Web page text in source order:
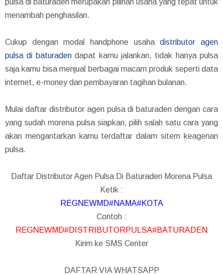
menambah penghasilan.
Cukup dengan modal handphone usahadistributor agen
pulsa di baturadendapat kamu jalankan, tidak hanya pulsa
saja kamu bisa menjual berbagai macam produk seperti data
internet, e-money dan pembayaran tagihan bulanan.
Mulai daftar distributor agen pulsa di baturaden dengan cara
yang sudah morena pulsa siapkan, pilih salah satu cara yang
akan mengantarkan kamu terdaftar dalam sitem keagenan
pulsa.
Daftar Distributor Agen Pulsa Di Baturaden Morena Pulsa
Ketik :
REGNEWMD#NAMA#KOTA
Contoh :
REGNEWMD#DISTRIBUTORPULSA#BATURADEN
Kirim ke SMS Center
DAFTAR VIA WHATSAPP